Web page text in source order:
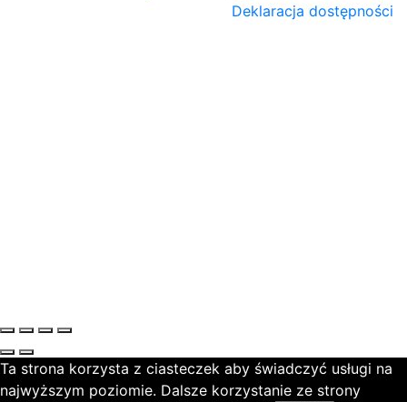
Deklaracja dostępności
Ta strona korzysta z ciasteczek aby świadczyć usługi na
najwyższym poziomie. Dalsze korzystanie ze strony